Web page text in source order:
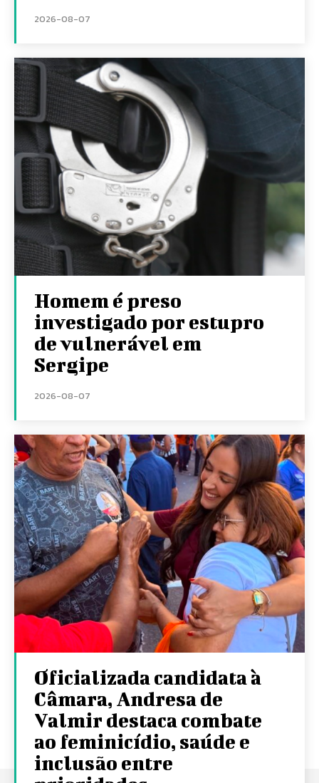
2026-08-07
Homem é preso
investigado por estupro
de vulnerável em
Sergipe
2026-08-07
Oficializada candidata à
Câmara, Andresa de
Valmir destaca combate
ao feminicídio, saúde e
inclusão entre